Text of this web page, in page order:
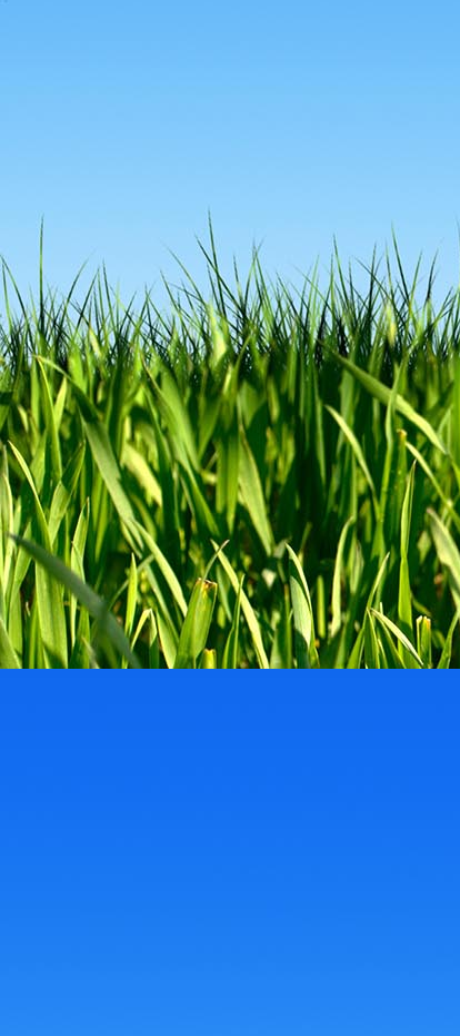
a78b2198-2562-4821-b6b9-4d72aef1f75c